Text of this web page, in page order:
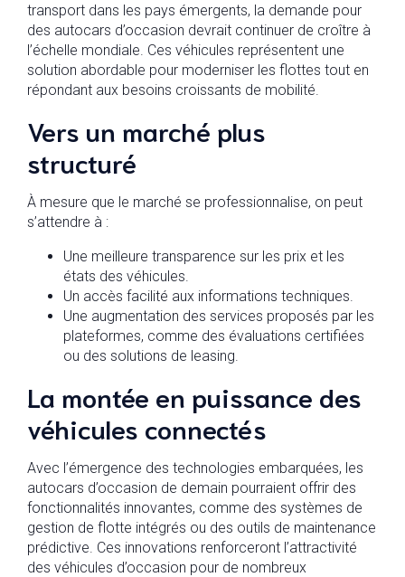
transport dans les pays émergents, la demande pour
des autocars d’occasion devrait continuer de croître à
l’échelle mondiale. Ces véhicules représentent une
solution abordable pour moderniser les flottes tout en
répondant aux besoins croissants de mobilité.
Vers un marché plus
structuré
À mesure que le marché se professionnalise, on peut
s’attendre à :
Une meilleure transparence sur les prix et les
états des véhicules.
Un accès facilité aux informations techniques.
Une augmentation des services proposés par les
plateformes, comme des évaluations certifiées
ou des solutions de leasing.
La montée en puissance des
véhicules connectés
Avec l’émergence des technologies embarquées, les
autocars d’occasion de demain pourraient offrir des
fonctionnalités innovantes, comme des systèmes de
gestion de flotte intégrés ou des outils de maintenance
prédictive. Ces innovations renforceront l’attractivité
des véhicules d’occasion pour de nombreux